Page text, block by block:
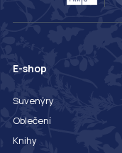
E-shop
Suvenýry
Oblečení
Knihy